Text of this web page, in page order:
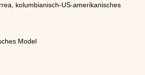
kolumbianisch-US-amerikanisches
Model